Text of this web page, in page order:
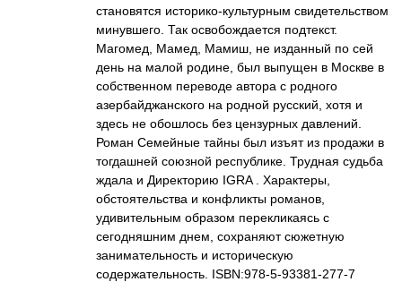
становятся историко-культурным свидетельством
минувшего. Так освобождается подтекст.
Магомед, Мамед, Мамиш, не изданный по сей
день на малой родине, был выпущен в Москве в
собственном переводе автора с родного
азербайджанского на родной русский, хотя и
здесь не обошлось без цензурных давлений.
Роман Семейные тайны был изъят из продажи в
тогдашней союзной республике. Трудная судьба
ждала и Директорию IGRA . Характеры,
обстоятельства и конфликты романов,
удивительным образом перекликаясь с
сегодняшним днем, сохраняют сюжетную
занимательность и историческую
содержательность. ISBN:978-5-93381-277-7